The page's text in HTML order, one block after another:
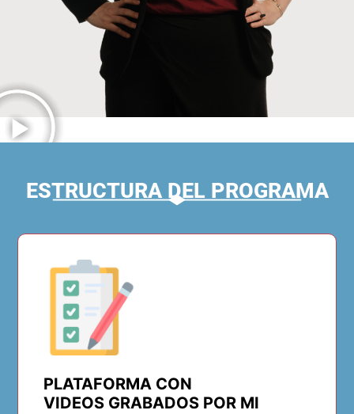
ESTRUCTURA DEL PROGRAMA
PLATAFORMA CON
VIDEOS GRABADOS POR MI